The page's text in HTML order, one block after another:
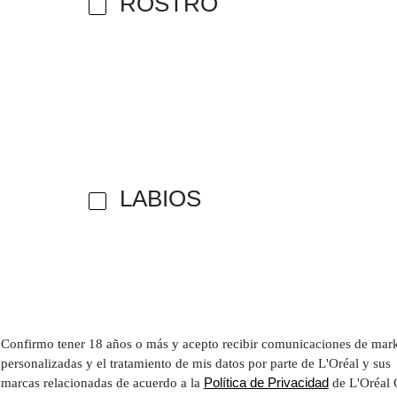
LABIOS
Confirmo tener 18 años o más y acepto recibir comunicaciones de
personalizadas y el tratamiento de mis datos por parte de L'Oréal y sus
marcas relacionadas de acuerdo a la Política de Privacidad de L'Oréal